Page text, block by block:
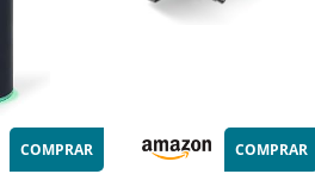
COMPRAR COMPRAR